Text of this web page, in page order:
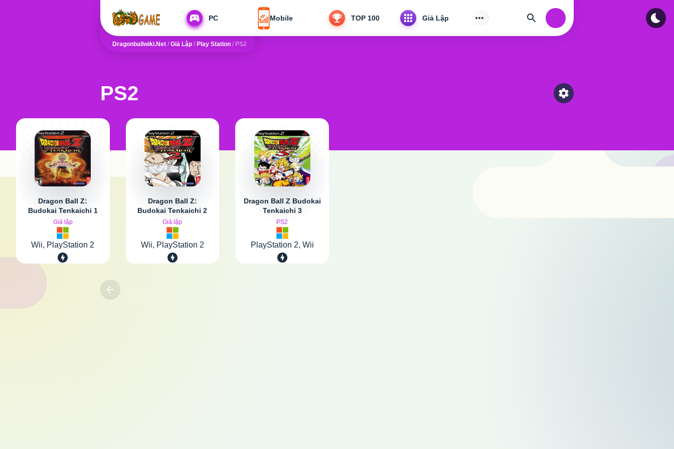
PC Mobile TOP 100 Giả Lập Authorization
Tìm
Dragonballwiki.net / Giả Lập / Play Station / PS2
PS2
Select a category
Dragon Ball Z:
Budokai Tenkaichi 1
Giả lập
Wii, PlayStation 2
Dragon Ball Z:
Budokai Tenkaichi 2
Giả lập
Wii, PlayStation 2
Dragon Ball Z Budokai
Tenkaichi 3
PS2
PlayStation 2, Wii